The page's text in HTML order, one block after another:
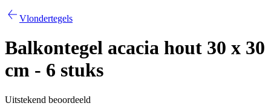
Vlondertegels
Balkontegel acacia hout 30 x 30
cm - 6 stuks
Uitstekend beoordeeld